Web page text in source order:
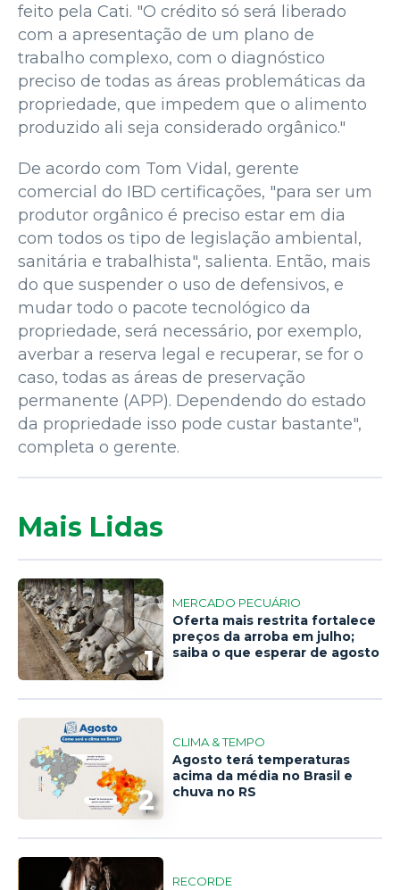
feito pela Cati. "O crédito só será liberado
com a apresentação de um plano de
trabalho complexo, com o diagnóstico
preciso de todas as áreas problemáticas da
propriedade, que impedem que o alimento
produzido ali seja considerado orgânico."
De acordo com Tom Vidal, gerente
comercial do IBD certificações, "para ser um
produtor orgânico é preciso estar em dia
com todos os tipo de legislação ambiental,
sanitária e trabalhista", salienta. Então, mais
do que suspender o uso de defensivos, e
mudar todo o pacote tecnológico da
propriedade, será necessário, por exemplo,
averbar a reserva legal e recuperar, se for o
caso, todas as áreas de preservação
permanente (APP). Dependendo do estado
da propriedade isso pode custar bastante",
completa o gerente.
Mais Lidas
1
MERCADO PECUÁRIO
Oferta mais restrita fortalece
preços da arroba em julho;
saiba o que esperar de agosto
2
CLIMA & TEMPO
Agosto terá temperaturas
acima da média no Brasil e
chuva no RS
RECORDE